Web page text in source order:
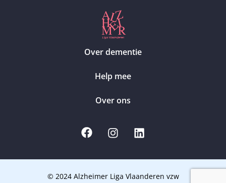
Over dementie
Help mee
Over ons
© 2024 Alzheimer Liga Vlaanderen vzw